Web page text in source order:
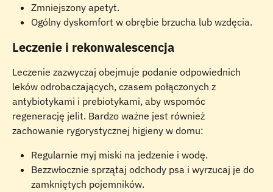
Zmniejszony apetyt.
Ogólny dyskomfort w obrębie brzucha lub wzdęcia.
Leczenie i rekonwalescencja
Leczenie zazwyczaj obejmuje podanie odpowiednich
leków odrobaczających, czasem połączonych z
antybiotykami i prebiotykami, aby wspomóc
regenerację jelit. Bardzo ważne jest również
zachowanie rygorystycznej higieny w domu:
Regularnie myj miski na jedzenie i wodę.
Bezzwłocznie sprzątaj odchody psa i wyrzucaj je do
zamkniętych pojemników.